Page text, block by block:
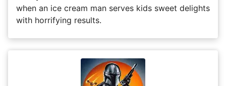
when an ice cream man serves kids sweet delights
with horrifying results.